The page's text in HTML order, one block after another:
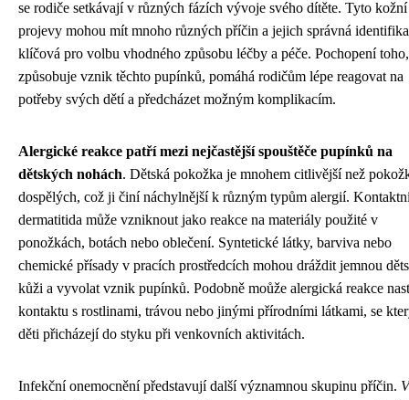
se rodiče setkávají v různých fázích vývoje svého dítěte. Tyto kožní
projevy mohou mít mnoho různých příčin a jejich správná
klíčová pro volbu vhodného způsobu léčby a péče. Pochopení
způsobuje vznik těchto pupínků, pomáhá rodičům lépe reagovat na
potřeby svých dětí a předcházet možným komplikacím.
Alergické reakce patří mezi nejčastější spouštěče pupínků na
dětských nohách. Dětská pokožka je mnohem citlivější než
dospělých, což ji činí náchylnější k různým typům alergií.
dermatitida může vzniknout jako reakce na materiály použité v
ponožkách, botách nebo oblečení. Syntetické látky, barviva nebo
chemické přísady v pracích prostředcích mohou dráždit jemnou
kůži a vyvolat vznik pupínků. Podobně moůže alergická reakce
kontaktu s rostlinami, trávou nebo jinými přírodními látkami, se
děti přicházejí do styku při venkovních aktivitách.
Infekční onemocnění představují další významnou skupinu příčin.